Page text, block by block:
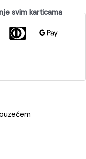
svim karticama